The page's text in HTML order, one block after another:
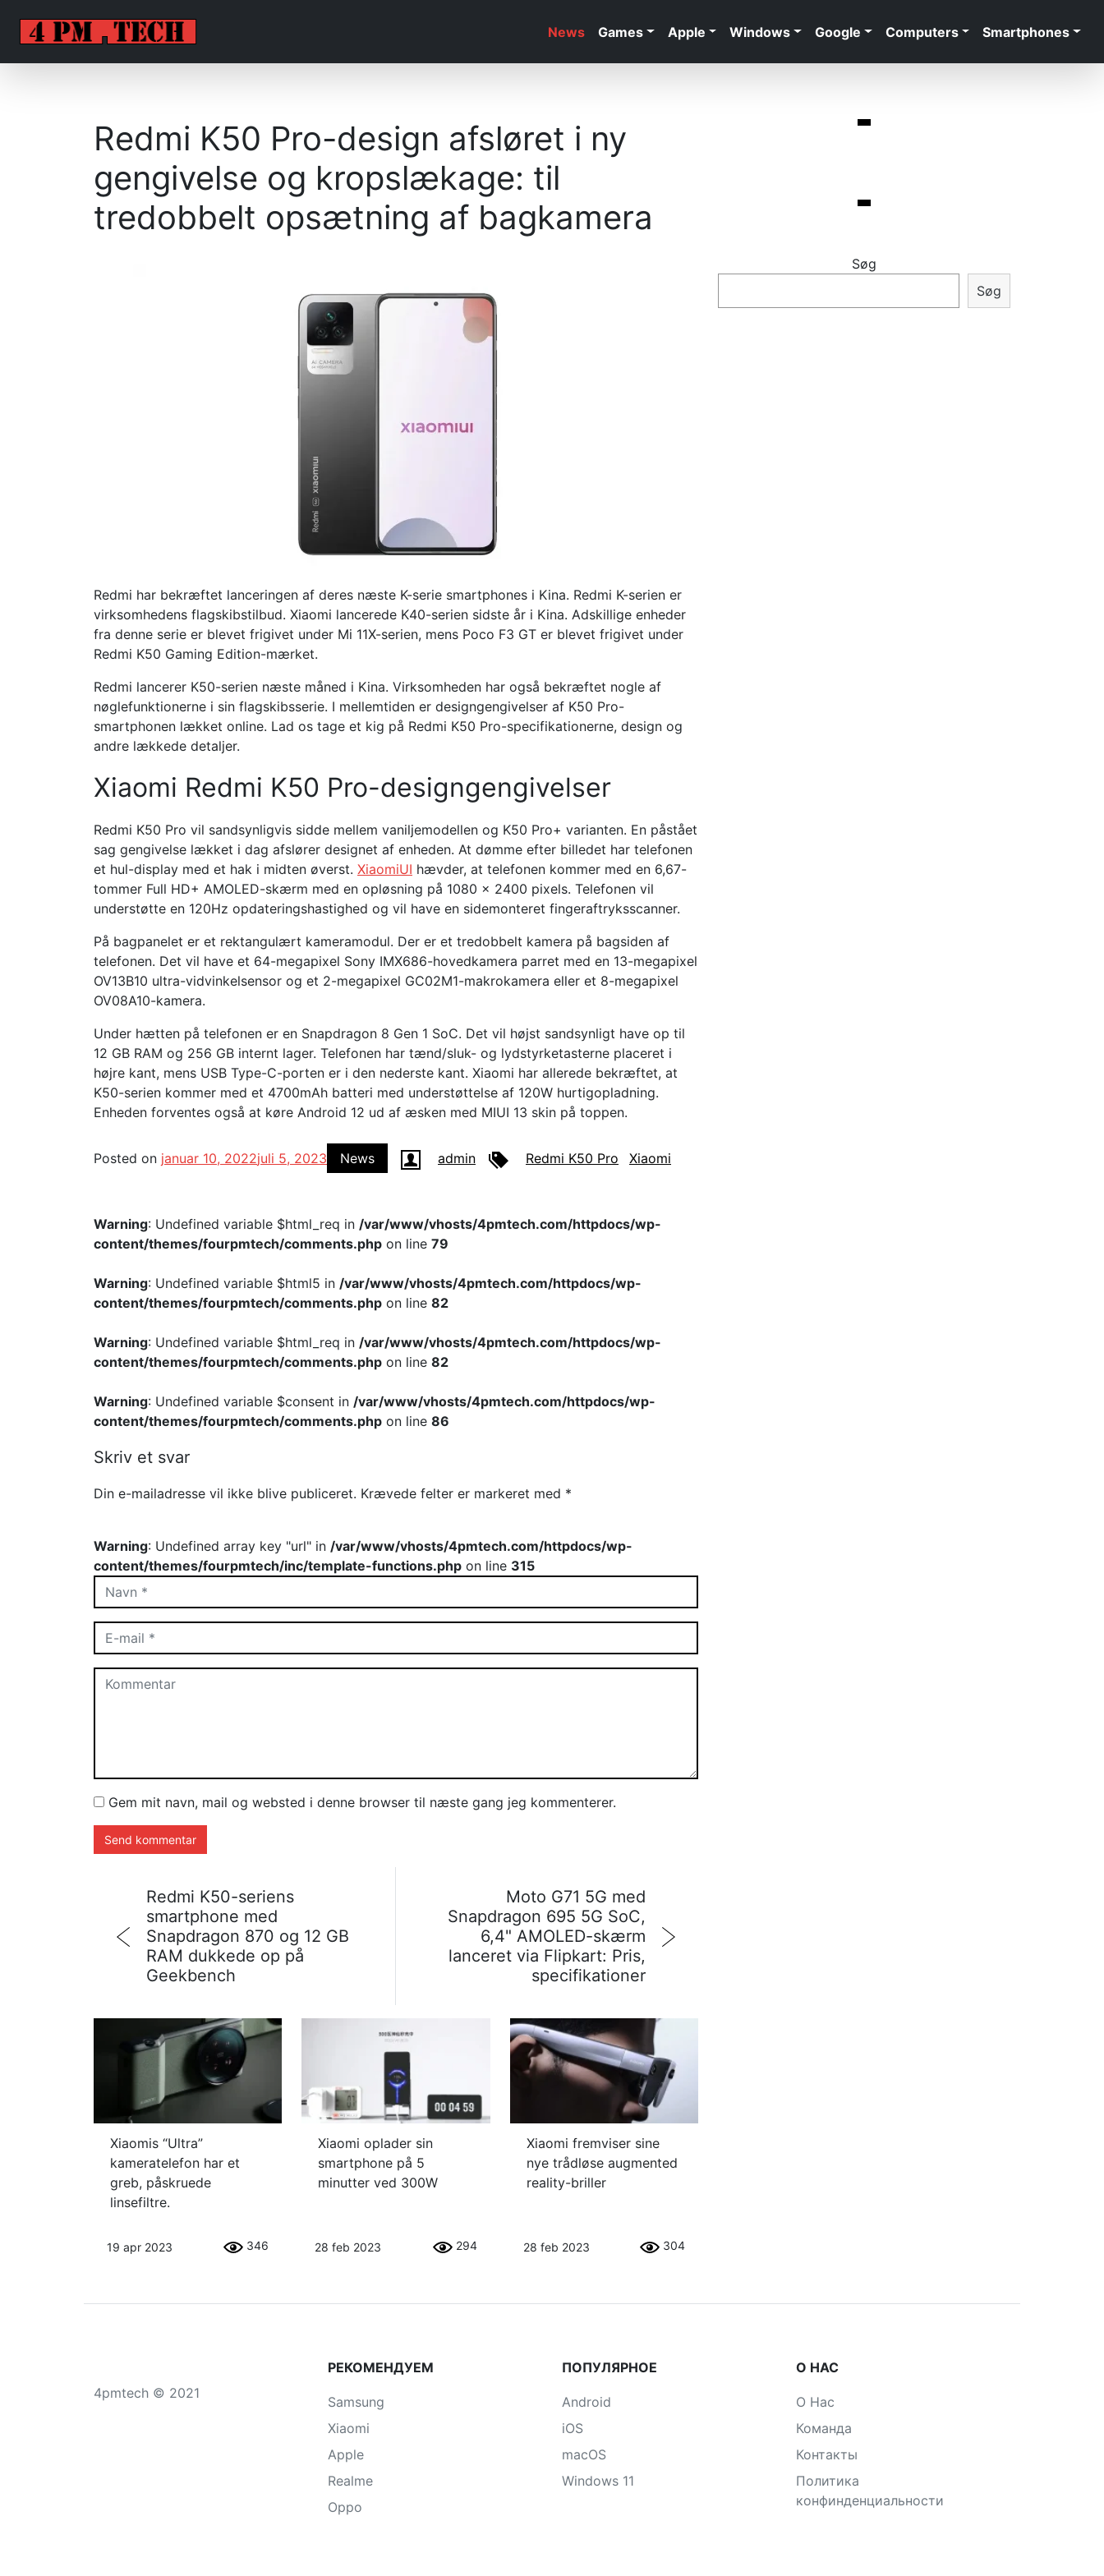
News Games Apple Windows Google Computers Smartphones
Redmi K50 Pro-design afsløret i ny
gengivelse og kropslækage: til
tredobbelt opsætning af bagkamera
Redmi har bekræftet lanceringen af ​​deres næste K-serie smartphones i Kina. Redmi K-serien er
virksomhedens flagskibstilbud. Xiaomi lancerede K40-serien sidste år i Kina. Adskillige enheder
fra denne serie er blevet frigivet under Mi 11X-serien, mens Poco F3 GT er blevet frigivet under
Redmi K50 Gaming Edition-mærket.
Redmi lancerer K50-serien næste måned i Kina. Virksomheden har også bekræftet nogle af
nøglefunktionerne i sin flagskibsserie. I mellemtiden er designgengivelser af K50 Pro-
smartphonen lækket online. Lad os tage et kig på Redmi K50 Pro-specifikationerne, design og
andre lækkede detaljer.
Xiaomi Redmi K50 Pro-designgengivelser
Redmi K50 Pro vil sandsynligvis sidde mellem vaniljemodellen og K50 Pro+ varianten. En påstået
sag gengivelse lækket i dag afslører designet af enheden. At dømme efter billedet har telefonen
et hul-display med et hak i midten øverst. XiaomiUI hævder, at telefonen kommer med en 6,67-
tommer Full HD+ AMOLED-skærm med en opløsning på 1080 x 2400 pixels. Telefonen vil
understøtte en 120Hz opdateringshastighed og vil have en sidemonteret fingeraftryksscanner.
På bagpanelet er et rektangulært kameramodul. Der er et tredobbelt kamera på bagsiden af ​​
telefonen. Det vil have et 64-megapixel Sony IMX686-hovedkamera parret med en 13-megapixel
OV13B10 ultra-vidvinkelsensor og et 2-megapixel GC02M1-makrokamera eller et 8-megapixel
OV08A10-kamera.
Under hætten på telefonen er en Snapdragon 8 Gen 1 SoC. Det vil højst sandsynligt have op til
12 GB RAM og 256 GB internt lager. Telefonen har tænd/sluk- og lydstyrketasterne placeret i
højre kant, mens USB Type-C-porten er i den nederste kant. Xiaomi har allerede bekræftet, at
K50-serien kommer med et 4700mAh batteri med understøttelse af 120W hurtigopladning.
Enheden forventes også at køre Android 12 ud af æsken med MIUI 13 skin på toppen.
Posted on januar 10, 2022juli 5, 2023 News admin Redmi K50 Pro Xiaomi
Warning: Undefined variable $html_req in /var/www/vhosts/4pmtech.com/httpdocs/wp-
content/themes/fourpmtech/comments.php on line 79
Warning: Undefined variable $html5 in /var/www/vhosts/4pmtech.com/httpdocs/wp-
content/themes/fourpmtech/comments.php on line 82
Warning: Undefined variable $html_req in /var/www/vhosts/4pmtech.com/httpdocs/wp-
content/themes/fourpmtech/comments.php on line 82
Warning: Undefined variable $consent in /var/www/vhosts/4pmtech.com/httpdocs/wp-
content/themes/fourpmtech/comments.php on line 86
Skriv et svar
Din e-mailadresse vil ikke blive publiceret. Krævede felter er markeret med *
Warning: Undefined array key "url" in /var/www/vhosts/4pmtech.com/httpdocs/wp-
content/themes/fourpmtech/inc/template-functions.php on line 315
Gem mit navn, mail og websted i denne browser til næste gang jeg kommenterer.
Redmi K50-seriens
smartphone med
Snapdragon 870 og 12 GB
RAM dukkede op på
Geekbench
Moto G71 5G med
Snapdragon 695 5G SoC,
6,4" AMOLED-skærm
lanceret via Flipkart: Pris,
specifikationer
Xiaomis “Ultra”
kameratelefon har et
greb, påskruede
linsefiltre.
19 apr 2023 346
Xiaomi oplader sin
smartphone på 5
minutter ved 300W
28 feb 2023 294
Xiaomi fremviser sine
nye trådløse augmented
reality-briller
28 feb 2023 304
Søg
Søg
4pmtech © 2021
РЕКОМЕНДУЕМ
Samsung
Xiaomi
Apple
Realme
Oppo
ПОПУЛЯРНОЕ
Android
iOS
macOS
Windows 11
О НАС
О Нас
Команда
Контакты
Политика
конфинденциальности